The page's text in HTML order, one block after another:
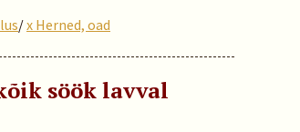
/x Herned, oad
söök lavval